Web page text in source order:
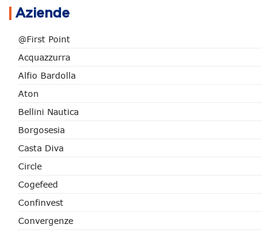
Aziende
@First Point
Acquazzurra
Alfio Bardolla
Aton
Bellini Nautica
Borgosesia
Casta Diva
Circle
Cogefeed
Confinvest
Convergenze